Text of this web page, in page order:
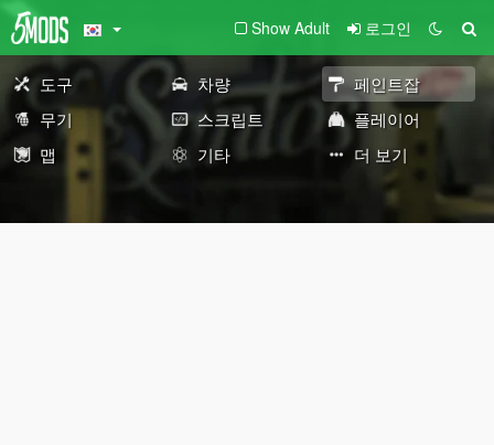
Show Adult 로그인
도구 차량
페인트잡
무기
스크립트
플레이어
맵
기타 더 보기